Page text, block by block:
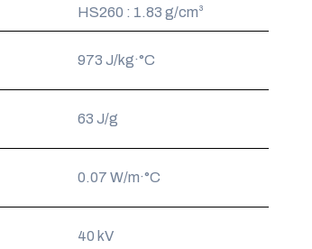
HS260 : 1.83 g/cm³
973 J/kg·°C
63 J/g
0.07 W/m·°C
40 kV